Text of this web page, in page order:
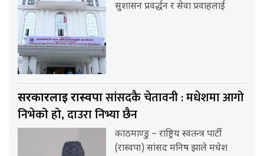
सुशासन प्रवर्द्धन र सेवा प्रवाहलाई
सरकारलाई रास्वपासांसदकै चेतावनी : मधेशमा आगो
निभेको हो, दाउरा निभ्या छैन
काठमाण्डु – राष्ट्रिय स्वतन्त्र पार्टी
(रास्वपा) सांसद मनिष झाले मधेश